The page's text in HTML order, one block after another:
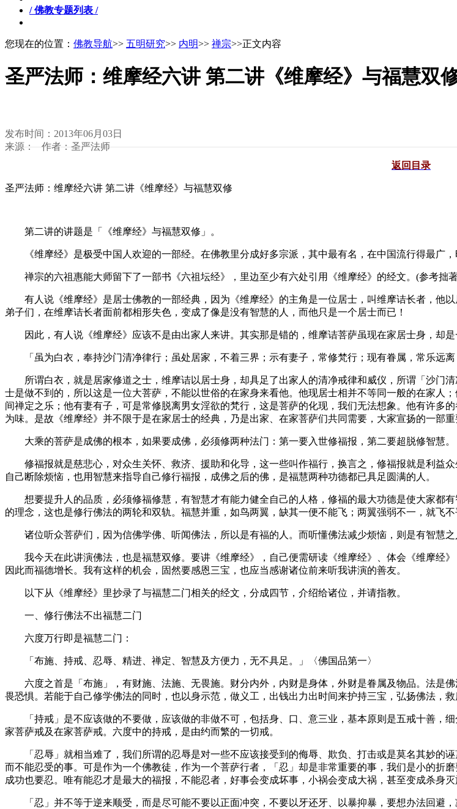
/ 佛教专题列表 /
您现在的位置： 佛教导航>> 五明研究>> 内明>> 禅宗>>正文内容
圣严法师：维摩经六讲 第二讲《维摩经》与福慧双
发布时间：2013年06月03日
来源： 作者：圣严法师
返回目录
圣严法师：维摩经六讲 第二讲《维摩经》与福慧双修
第二讲的讲题是「《维摩经》与福慧双修」。
《维摩经》是极受中国人欢迎的一部经。在佛教里分成好多宗派，其中最有名，在中国流行得最广，
禅宗的六祖惠能大师留下了一部书《六祖坛经》，里边至少有六处引用《维摩经》的经文。(参考拙
有人说《维摩经》是居士佛教的一部经典，因为《维摩经》的主角是一位居士，叫维摩诘长者，他
弟子们，在维摩诘长者面前都相形失色，变成了像是没有智慧的人，而他只是一个居士而已！
因此，有人说《维摩经》应该不是由出家人来讲。其实那是错的，维摩诘菩萨虽现在家居士身，却是
「虽为白衣，奉持沙门清净律行；虽处居家，不着三界；示有妻子，常修梵行；现有眷属，常乐远离
所谓白衣，就是居家修道之士，维摩诘以居士身，却具足了出家人的清净戒律和威仪，所谓「沙门
士是做不到的，所以这是一位大菩萨，不能以世俗的在家身来看他。他现居士相并不等同一般的在家人
间禅定之乐；他有妻有子，可是常修脱离男女淫欲的梵行，这是菩萨的化现，我们无法想象。他有许多
为味。是故《维摩经》并不限于是在家居士的经典，乃是出家、在家菩萨们共同需要，大家宣扬的一部重
大乘的菩萨是成佛的根本，如果要成佛，必须修两种法门：第一要入世修福报，第二要超脱修智慧。
修福报就是慈悲心，对众生关怀、救济、援助和化导，这一些叫作福行，换言之，修福报就是利益
自己断除烦恼，也用智慧来指导自己修行福报，成佛之后的佛，是福慧两种功德都已具足圆满的人。
想要提升人的品质，必须修福修慧，有智慧才有能力健全自己的人格，修福的最大功德是使大家都
的理念，这也是修行佛法的两轮和双轨。福慧并重，如鸟两翼，缺其一便不能飞；两翼强弱不一，就飞不
诸位听众菩萨们，因为信佛学佛、听闻佛法，所以是有福的人。而听懂佛法减少烦恼，则是有智慧之
我今天在此讲演佛法，也是福慧双修。要讲《维摩经》，自己便需研读《维摩经》、体会《维摩经》
因此而福德增长。我有这样的机会，固然要感恩三宝，也应当感谢诸位前来听我讲演的善友。
以下从《维摩经》里抄录了与福慧二门相关的经文，分成四节，介绍给诸位，并请指教。
一、修行佛法不出福慧二门
六度万行即是福慧二门：
「布施、持戒、忍辱、精进、禅定、智慧及方便力，无不具足。」〈佛国品第一〉
六度之首是「布施」，有财施、法施、无畏施。财分内外，内财是身体，外财是眷属及物品。法是
畏恐惧。若能于自己修学佛法的同时，也以身示范，做义工，出钱出力出时间来护持三宝，弘扬佛法，救
「持戒」是不应该做的不要做，应该做的非做不可，包括身、口、意三业，基本原则是五戒十善，
家菩萨戒及在家菩萨戒。六度中的持戒，是由约而繁的一切戒。
「忍辱」就相当难了，我们所谓的忍辱是对一些不应该接受到的侮辱、欺负、打击或是莫名其妙的
而不能忍受的事。可是作为一个佛教徒，作为一个菩萨行者，「忍」却是非常重要的事，我们是小的折
成功也要忍。唯有能忍才是最大的福报，不能忍者，好事会变成坏事，小祸会变成大祸，甚至变成杀身灭
「忍」并不等于逆来顺受，而是尽可能不要以正面冲突，不要以牙还牙、以暴抑暴，要想办法回避